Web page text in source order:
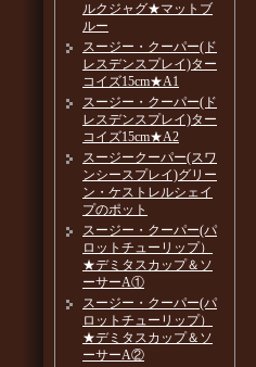
ルクジャグ★マットブ
ルー
スージー・クーパー(ド
レスデンスプレイ)ター
コイズ15cm★A1
スージー・クーパー(ド
レスデンスプレイ)ター
コイズ15cm★A2
スージークーパー(スワ
ンシースプレイ)グリー
ン・ケストレルシェイ
プのポット
スージー・クーパー(パ
ロットチューリップ）
★デミタスカップ＆ソ
ーサーA①
スージー・クーパー(パ
ロットチューリップ）
★デミタスカップ＆ソ
ーサーA②